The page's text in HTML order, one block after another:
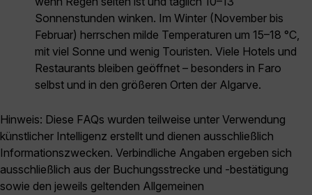
Sonnenstunden winken. Im Winter (November bis
Februar) herrschen milde Temperaturen um 15–18 °C,
mit viel Sonne und wenig Touristen. Viele Hotels und
Restaurants bleiben geöffnet – besonders in Faro
selbst und in den größeren Orten der Algarve.
Hinweis: Diese FAQs wurden teilweise unter Verwendung
künstlicher Intelligenz erstellt und dienen ausschließlich
Informationszwecken. Verbindliche Angaben ergeben sich
ausschließlich aus der Buchungsstrecke und -bestätigung
sowie den jeweils geltenden Allgemeinen